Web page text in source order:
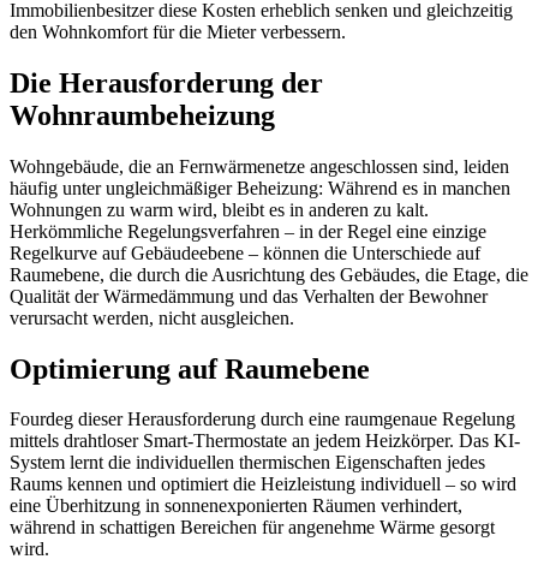
Immobilienbesitzer diese Kosten erheblich senken und gleichzeitig
den Wohnkomfort für die Mieter verbessern.
Die Herausforderung der
Wohnraumbeheizung
Wohngebäude, die an Fernwärmenetze angeschlossen sind, leiden
häufig unter ungleichmäßiger Beheizung: Während es in manchen
Wohnungen zu warm wird, bleibt es in anderen zu kalt.
Herkömmliche Regelungsverfahren – in der Regel eine einzige
Regelkurve auf Gebäudeebene – können die Unterschiede auf
Raumebene, die durch die Ausrichtung des Gebäudes, die Etage, die
Qualität der Wärmedämmung und das Verhalten der Bewohner
verursacht werden, nicht ausgleichen.
Optimierung auf Raumebene
Fourdeg dieser Herausforderung durch eine raumgenaue Regelung
mittels drahtloser Smart-Thermostate an jedem Heizkörper. Das KI-
System lernt die individuellen thermischen Eigenschaften jedes
Raums kennen und optimiert die Heizleistung individuell – so wird
eine Überhitzung in sonnenexponierten Räumen verhindert,
während in schattigen Bereichen für angenehme Wärme gesorgt
wird.